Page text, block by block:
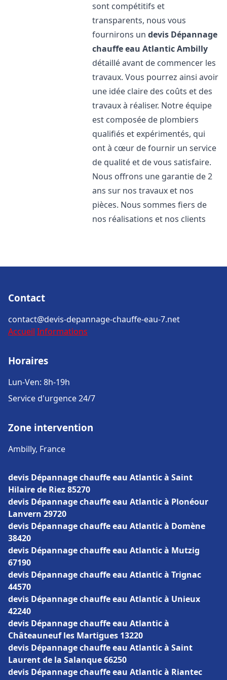
sont compétitifs et
transparents, nous vous
fournirons undevis Dépannage
chauffe eau AtlanticAmbilly
détaillé avant de commencer les
travaux. Vous pourrez ainsi avoir
une idée claire des coûts et des
travaux à réaliser. Notre équipe
est composée de plombiers
qualifiés et expérimentés, qui
ont à cœur de fournir un service
de qualité et de vous satisfaire.
Nous offrons une garantie de 2
ans sur nos travaux et nos
pièces. Nous sommes fiers de
nos réalisations et nos clients
Contact
contact@devis-depannage-chauffe-eau-7.net
Accueil Informations
Horaires
Lun-Ven: 8h-19h
Service d'urgence 24/7
Zone intervention
Ambilly, France
devis Dépannage chauffe eau Atlantic à Saint
Hilaire de Riez 85270
devis Dépannage chauffe eau Atlantic à Plonéour
Lanvern 29720
devis Dépannage chauffe eau Atlantic à Domène
38420
devis Dépannage chauffe eau Atlantic à Mutzig
67190
devis Dépannage chauffe eau Atlantic à Trignac
44570
devis Dépannage chauffe eau Atlantic à Unieux
42240
devis Dépannage chauffe eau Atlantic à
Châteauneuf les Martigues 13220
devis Dépannage chauffe eau Atlantic à Saint
Laurent de la Salanque 66250
devis Dépannage chauffe eau Atlantic à Riantec